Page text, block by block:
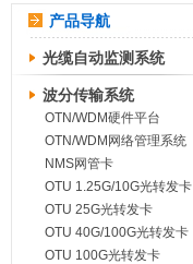
产品导航
光缆自动监测系统
波分传输系统
OTN/WDM硬件平台
OTN/WDM网络管理系统
NMS网管卡
OTU 1.25G/10G光转发卡
OTU 25G光转发卡
OTU 40G/100G光转发卡
OTU 100G光转发卡